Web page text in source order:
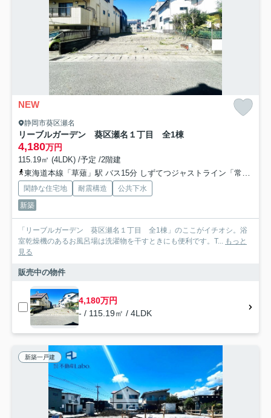
NEW
静岡市葵区瀬名
リーブルガーデン 葵区瀬名１丁目 全1棟
4,180万円
115.19㎡ (4LDK) /予定 /2階建
東海道本線「草薙」駅 バス15分 しずてつジャストライン「常葉大学附属橘高校入口」 停歩8分
閑静な住宅地 耐震構造
公共下水
新築
「リーブルガーデン 葵区瀬名１丁目 全1棟」のここがイチオシ。浴
室乾燥機のあるお風呂場は洗濯物を干すときにも便利です。T... もっと
見る
販売中の物件
4,180万円
- / 115.19㎡ / 4LDK
新築一戸建